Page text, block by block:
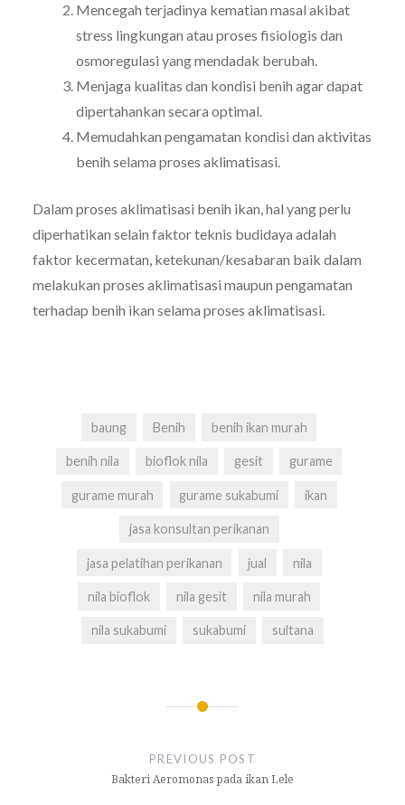
Mencegah terjadinya kematian masal akibat
stress lingkungan atau proses fisiologis dan
osmoregulasi yang mendadak berubah.
Menjaga kualitas dan kondisi benih agar dapat
dipertahankan secara optimal.
Memudahkan pengamatan kondisi dan aktivitas
benih selama proses aklimatisasi.
Dalam proses aklimatisasi benih ikan, hal yang perlu
diperhatikan selain faktor teknis budidaya adalah
faktor kecermatan, ketekunan/kesabaran baik dalam
melakukan proses aklimatisasi maupun pengamatan
terhadap benih ikan selama proses aklimatisasi.
baung Benih benih ikan murah
benih nila bioflok nila gesit gurame
gurame murah gurame sukabumi ikan
jasa konsultan perikanan
jasa pelatihan perikanan jual nila
nila bioflok nila gesit nila murah
nila sukabumi sukabumi sultana
PREVIOUS POST
Bakteri Aeromonas pada ikan Lele